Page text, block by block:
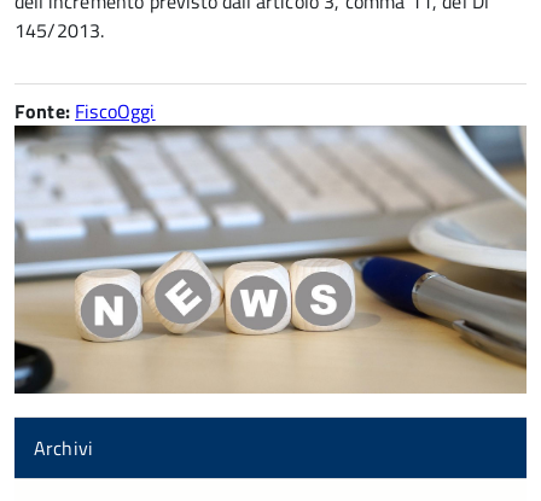
145/2013.
Fonte: FiscoOggi
Archivi